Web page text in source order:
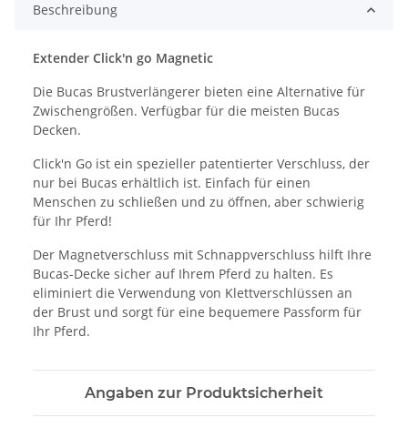
Beschreibung
Extender Click'n go Magnetic
Die Bucas Brustverlängerer bieten eine Alternative für
Zwischengrößen. Verfügbar für die meisten Bucas
Decken.
Click'n Go ist ein spezieller patentierter Verschluss, der
nur bei Bucas erhältlich ist. Einfach für einen
Menschen zu schließen und zu öffnen, aber schwierig
für Ihr Pferd!
Der Magnetverschluss mit Schnappverschluss hilft Ihre
Bucas-Decke sicher auf Ihrem Pferd zu halten. Es
eliminiert die Verwendung von Klettverschlüssen an
der Brust und sorgt für eine bequemere Passform für
Ihr Pferd.
Angaben zur Produktsicherheit